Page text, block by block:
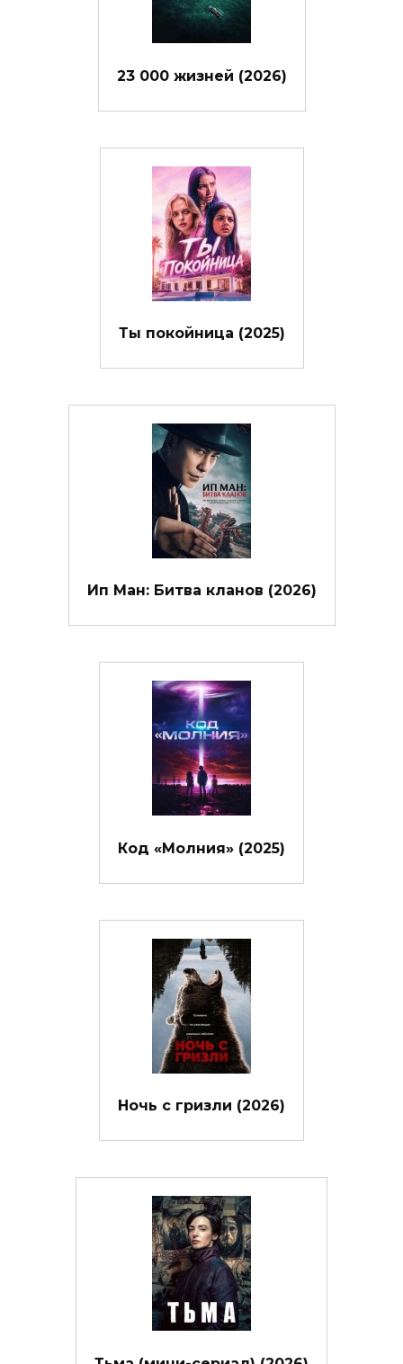
23 000 жизней (2026)
Ты покойница (2025)
Ип Ман: Битва кланов (2026)
Код «Молния» (2025)
Ночь с гризли (2026)